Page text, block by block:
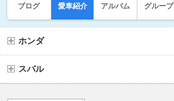
ブログ 愛車紹介 アルバム グループ
ホンダ
スバル